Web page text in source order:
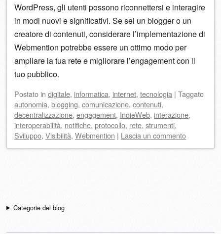
WordPress, gli utenti possono riconnettersi e interagire
in modi nuovi e significativi. Se sei un blogger o un
creatore di contenuti, considerare l’implementazione di
Webmention potrebbe essere un ottimo modo per
ampliare la tua rete e migliorare l’engagement con il
tuo pubblico.
Postato in digitale, informatica, internet, tecnologia | Taggato
autonomia, blogging, comunicazione, contenuti,
decentralizzazione, engagement, IndieWeb, interazione,
interoperabilità, notifiche, protocollo, rete, strumenti,
Sviluppo, Visibilità, Webmention | Lascia un commento
Categorie del blog